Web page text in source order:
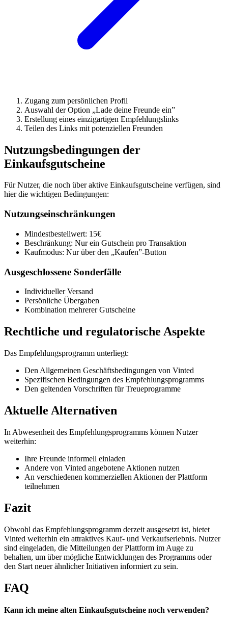
Zugang zum persönlichen Profil
Auswahl der Option „Lade deine Freunde ein”
Erstellung eines einzigartigen Empfehlungslinks
Teilen des Links mit potenziellen Freunden
Nutzungsbedingungen der
Einkaufsgutscheine
Für Nutzer, die noch über aktive Einkaufsgutscheine verfügen, sind
hier die wichtigen Bedingungen:
Nutzungseinschränkungen
Mindestbestellwert: 15€
Beschränkung: Nur ein Gutschein pro Transaktion
Kaufmodus: Nur über den „Kaufen”-Button
Ausgeschlossene Sonderfälle
Individueller Versand
Persönliche Übergaben
Kombination mehrerer Gutscheine
Rechtliche und regulatorische Aspekte
Das Empfehlungsprogramm unterliegt:
Den Allgemeinen Geschäftsbedingungen von Vinted
Spezifischen Bedingungen des Empfehlungsprogramms
Den geltenden Vorschriften für Treueprogramme
Aktuelle Alternativen
In Abwesenheit des Empfehlungsprogramms können Nutzer
weiterhin:
Ihre Freunde informell einladen
Andere von Vinted angebotene Aktionen nutzen
An verschiedenen kommerziellen Aktionen der Plattform
teilnehmen
Fazit
Obwohl das Empfehlungsprogramm derzeit ausgesetzt ist, bietet
Vinted weiterhin ein attraktives Kauf- und Verkaufserlebnis. Nutzer
sind eingeladen, die Mitteilungen der Plattform im Auge zu
behalten, um über mögliche Entwicklungen des Programms oder
den Start neuer ähnlicher Initiativen informiert zu sein.
FAQ
Kann ich meine alten Einkaufsgutscheine noch verwenden?